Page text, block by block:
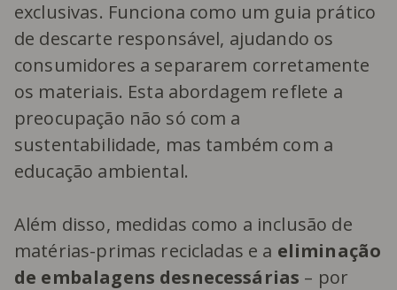
exclusivas. Funciona como um guia prático
de descarte responsável, ajudando os
consumidores a separarem corretamente
os materiais. Esta abordagem reflete a
preocupação não só com a
sustentabilidade, mas também com a
educação ambiental.
Além disso, medidas como a inclusão de
matérias-primas recicladas e a eliminação
de embalagens desnecessárias – por